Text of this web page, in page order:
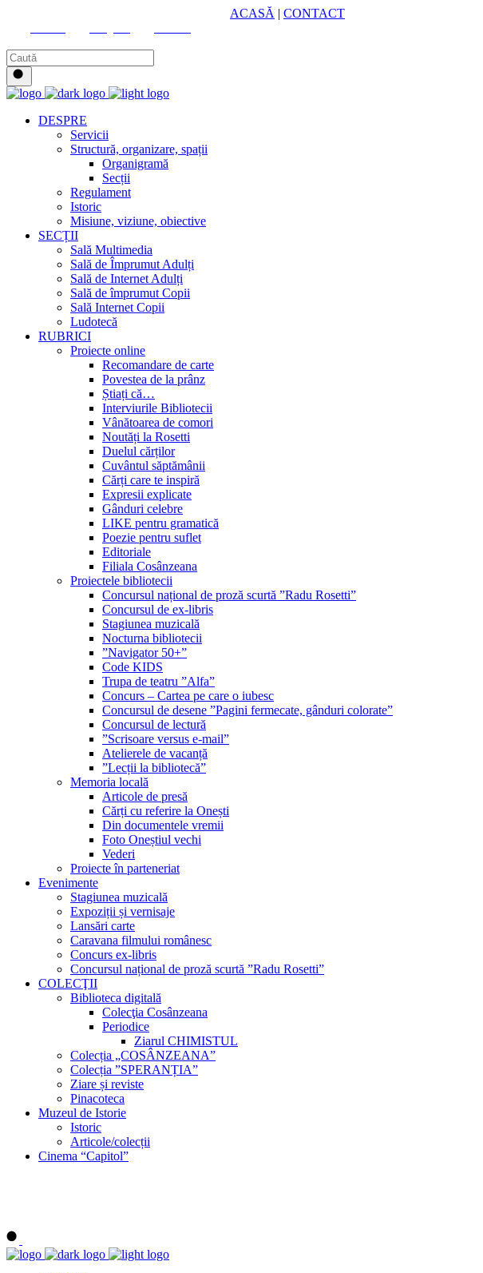
ACASĂ | CONTACT
DESPRE
Servicii
Structură, organizare, spații
Organigramă
Secții
Regulament
Istoric
Misiune, viziune, obiective
SECȚII
Sală Multimedia
Sală de Împrumut Adulți
Sală de Internet Adulți
Sală de împrumut Copii
Sală Internet Copii
Ludotecă
RUBRICI
Proiecte online
Recomandare de carte
Povestea de la prânz
Știați că…
Interviurile Bibliotecii
Vânătoarea de comori
Noutăți la Rosetti
Duelul cărților
Cuvântul săptămânii
Cărți care te inspiră
Expresii explicate
Gânduri celebre
LIKE pentru gramatică
Poezie pentru suflet
Editoriale
Filiala Cosânzeana
Proiectele bibliotecii
Concursul național de proză scurtă ”Radu Rosetti”
Concursul de ex-libris
Stagiunea muzicală
Nocturna bibliotecii
”Navigator 50+”
Code KIDS
Trupa de teatru ”Alfa”
Concurs – Cartea pe care o iubesc
Concursul de desene ”Pagini fermecate, gânduri colorate”
Concursul de lectură
”Scrisoare versus e-mail”
Atelierele de vacanță
”Lecții la bibliotecă”
Memoria locală
Articole de presă
Cărți cu referire la Onești
Din documentele vremii
Foto Oneștiul vechi
Vederi
Proiecte în parteneriat
Evenimente
Stagiunea muzicală
Expoziții și vernisaje
Lansări carte
Caravana filmului românesc
Concurs ex-libris
Concursul național de proză scurtă ”Radu Rosetti”
COLECŢII
Biblioteca digitală
Colecţia Cosânzeana
Periodice
Ziarul CHIMISTUL
Colecția „COSÂNZEANA”
Colecția ”SPERANȚIA”
Ziare și reviste
Pinacoteca
Muzeul de Istorie
Istoric
Articole/colecții
Cinema “Capitol”